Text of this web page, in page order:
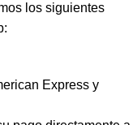
los siguientes
Express y